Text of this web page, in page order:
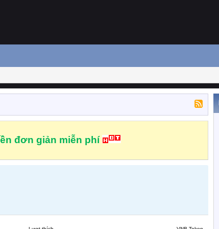
đơn giản miễn phí